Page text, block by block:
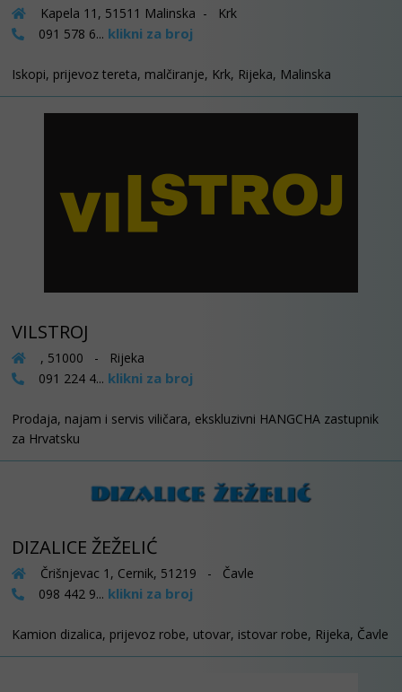
Kapela 11, 51511 Malinska - Krk
091 578 6... klikni za broj
Iskopi, prijevoz tereta, malčiranje, Krk, Rijeka, Malinska
VILSTROJ
, 51000 - Rijeka
091 224 4... klikni za broj
Prodaja, najam i servis viličara, ekskluzivni HANGCHA zastupnik
za Hrvatsku
DIZALICE ŽEŽELIĆ
Črišnjevac 1, Cernik, 51219 - Čavle
098 442 9... klikni za broj
Kamion dizalica, prijevoz robe, utovar, istovar robe, Rijeka, Čavle